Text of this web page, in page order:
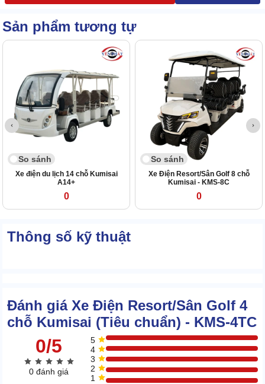
Sản phẩm tương tự
So sánh
Xe điện du lịch 14 chỗ Kumisai
A14+
0
So sánh
Xe Điện Resort/Sân Golf 8 chỗ
Kumisai - KMS-8C
0
Thông số kỹ thuật
Đánh giá Xe Điện Resort/Sân Golf 4
chỗ Kumisai (Tiêu chuẩn) - KMS-4TC
0/5
0 đánh giá
5
4
3
2
1